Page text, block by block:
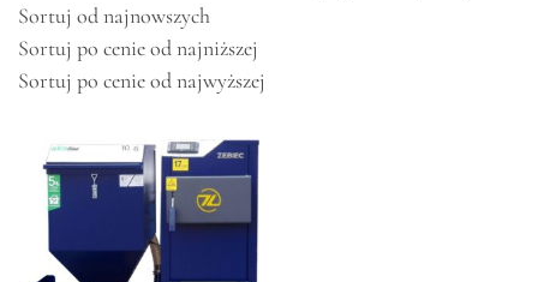
Sortuj od najnowszych
Sortuj po cenie od najniższej
Sortuj po cenie od najwyższej